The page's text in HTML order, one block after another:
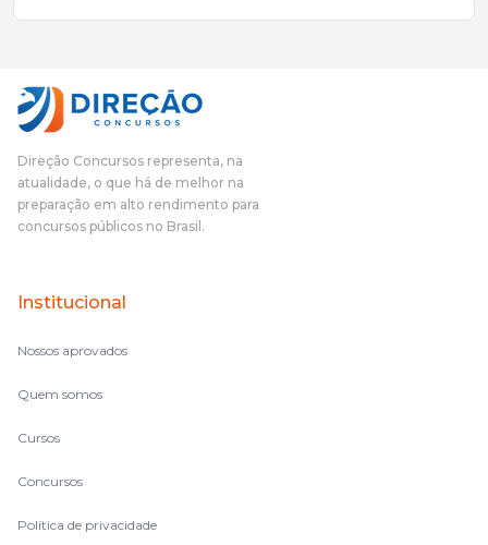
mais excelentes cargos da administração pública.Eu sempre
fundamental na minha derrota no ano passado para que eu
pudesse enxergar o que eu errei e corrigir minha rota.E além
das aulas vocês(Direção Concursos), que fizeram um
o aluno, além de ter que estudar, ele tem que perder tempo
fazendo um cronograma, num pós- edital é muito
complicado, é uma avalanche de informação, então vocês
terem feito isso é muito bacana, porque quando eu me sentia
no volume de matérias.
Direção Concursos representa, na
atualidade, o que há de melhor na
preparação em alto rendimento para
concursos públicos no Brasil.
Institucional
Nossos aprovados
Quem somos
Cursos
Concursos
Política de privacidade